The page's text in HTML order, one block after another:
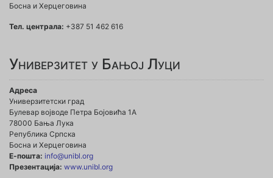
Босна и Херцеговина
Тел. централа: +387 51 462 616
Универзитет у Бањој Луци
Адреса
Универзитетски град
Булевар војводе Петра Бојовића 1А
78000 Бања Лука
Република Српска
Босна и Херцеговина
Е-пошта: info@unibl.org
Презентација: www.unibl.org